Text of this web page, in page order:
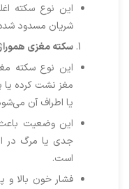
این نوع سکته
شریان مسدود
سکته مغزی
این نوع سکته
مغز نشت کرده یا
یا اطراف آن
این وضعیت
جدی یا مرگ در
است.
فشار خون بالا و